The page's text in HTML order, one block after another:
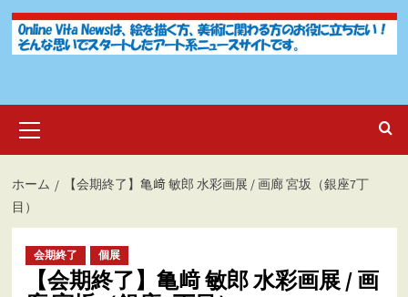
イ
ン
ニ
ー
ホーム
【会期終了】亀﨑 敏郎 水彩画展 / 画廊 宮坂（銀座7丁
目）
会期終了 個展
【会期終了】亀﨑 敏郎 水彩画展 / 画